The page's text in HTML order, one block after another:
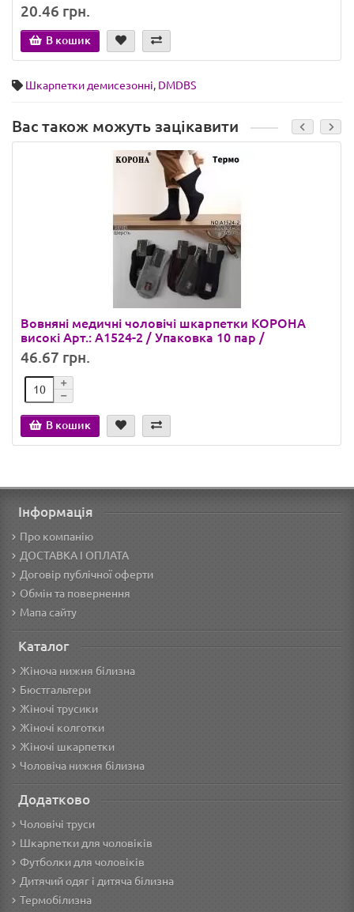
20.46 грн.
В кошик
Шкарпетки демисезонні, DMDBS
Вас також можуть зацікавити
Вовняні медичні чоловічі шкарпетки КОРОНА
високі Арт.: А1524-2 / Упаковка 10 пар /
46.67 грн.
В кошик
Інформація
Про компанію
ДОСТАВКА І ОПЛАТА
Договір публічної оферти
Обмін та повернення
Мапа сайту
Каталог
Жіноча нижня білизна
Бюстгальтери
Жіночі трусики
Жіночі колготки
Жіночі шкарпетки
Чоловіча нижня білизна
Додатково
Чоловічі труси
Шкарпетки для чоловіків
Футболки для чоловіків
Дитячий одяг і дитяча білизна
Термобілизна